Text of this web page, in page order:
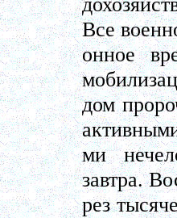
Все
онное
дом
ми
завтра.
рез